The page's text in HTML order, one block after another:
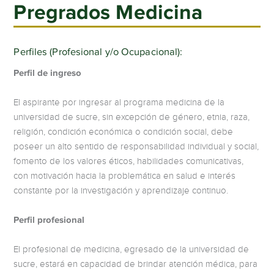
Pregrados Medicina
Perfiles (Profesional y/o Ocupacional):
Perfil de ingreso
El aspirante por ingresar al programa medicina de la
universidad de sucre, sin excepción de género, etnia, raza,
religión, condición económica o condición social, debe
poseer un alto sentido de responsabilidad individual y social,
fomento de los valores éticos, habilidades comunicativas,
con motivación hacia la problemática en salud e interés
constante por la investigación y aprendizaje continuo.
Perfil profesional
El profesional de medicina, egresado de la universidad de
sucre, estará en capacidad de brindar atención médica, para